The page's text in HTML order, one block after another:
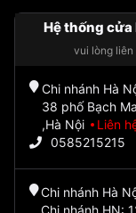
Hệ thống
vui lòng liên
Chi nhánh Hà
38 phố Bạch
,Hà Nội
Liên
0585215215
Chi nhánh Hà